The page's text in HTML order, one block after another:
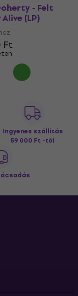
- Felt
(LP)
Ft
Ingyenes szállítás
59 000 Ft -tól